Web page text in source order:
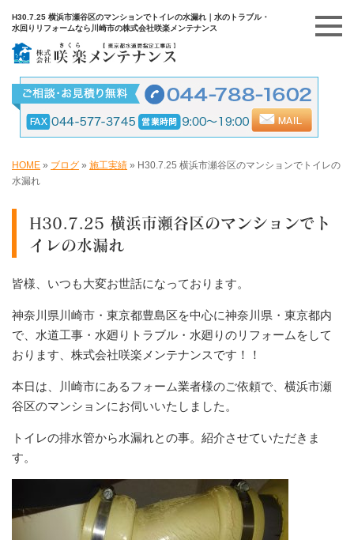
H30.7.25 横浜市瀬谷区のマンションでトイレの水漏れ｜水のトラブル・
水回りリフォームなら川崎市の株式会社咲楽メンテナンス
HOME » ブログ » 施工実績 » H30.7.25 横浜市瀬谷区のマンションでトイレの
水漏れ
H30.7.25 横浜市瀬谷区のマンションでト
イレの水漏れ
皆様、いつも大変お世話になっております。
神奈川県川崎市・東京都豊島区を中心に神奈川県・東京都内
で、水道工事・水廻りトラブル・水廻りのリフォームをして
おります、株式会社咲楽メンテナンスです！！
本日は、川崎市にあるフォーム業者様のご依頼で、横浜市瀬
谷区のマンションにお伺いいたしました。
トイレの排水管から水漏れとの事。紹介させていただきま
す。